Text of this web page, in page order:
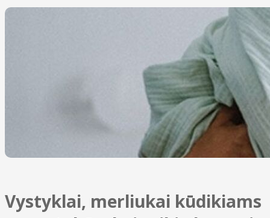
Vystyklai, merliukai kūdikiams